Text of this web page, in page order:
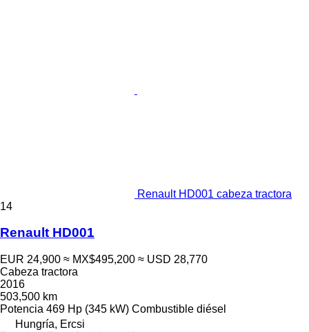
Renault HD001 cabeza tractora
14
Renault HD001
EUR 24,900 ≈ MX$495,200 ≈ USD 28,770
Cabeza tractora
2016
503,500 km
Potencia 469 Hp (345 kW) Combustible diésel
Hungría, Ercsi